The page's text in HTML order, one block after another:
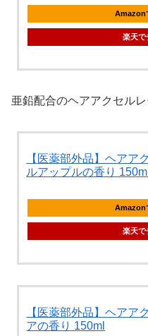
Amazon
楽天で
亜鉛配合のヘアアクセル
【医薬部外品】ヘアア
ルアップルの香り 150ml
Amazon
楽天で
【医薬部外品】ヘアア
アの香り 150ml